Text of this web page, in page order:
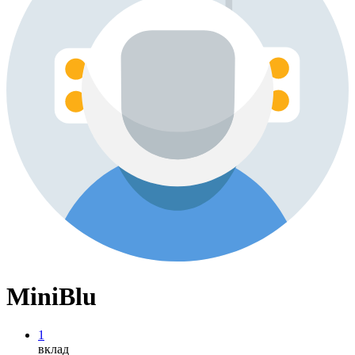
MiniBlu
1
вклад